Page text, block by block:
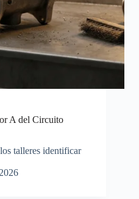
A del Circuito
talleres identificar